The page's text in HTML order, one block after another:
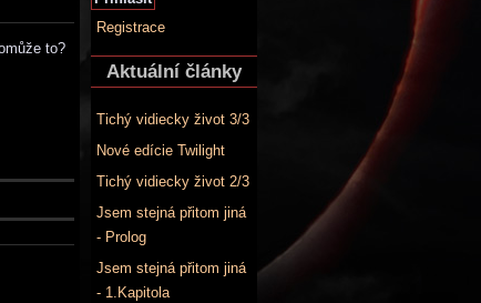
to?
Registrace
Aktuální články
Tichý vidiecky život 3/3
Nové edície Twilight
Tichý vidiecky život 2/3
Jsem stejná přitom jiná
- Prolog
Jsem stejná přitom jiná
- 1.Kapitola